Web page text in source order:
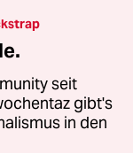
seit
gibt's
in den